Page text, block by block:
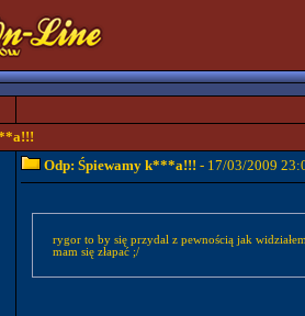
Odp: Śpiewamy k***a!!! - 17/03/2009
rygor to by się przydal z pewnością jak widziałem DZIECI ( ! ) w wieku nie więcej niż 13lat na 12-stce i to dubiące
mam się złapać ;/